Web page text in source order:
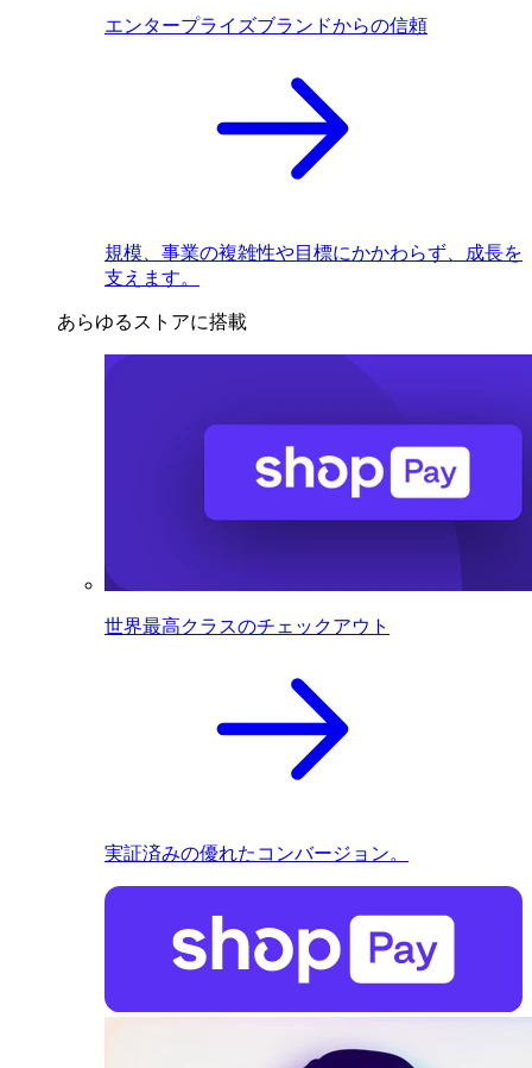
エンタープライズブランドからの信頼
規模、事業の複雑性や目標にかかわらず、成長を
支えます。
あらゆるストアに搭載
世界最高クラスのチェックアウト
実証済みの優れたコンバージョン。